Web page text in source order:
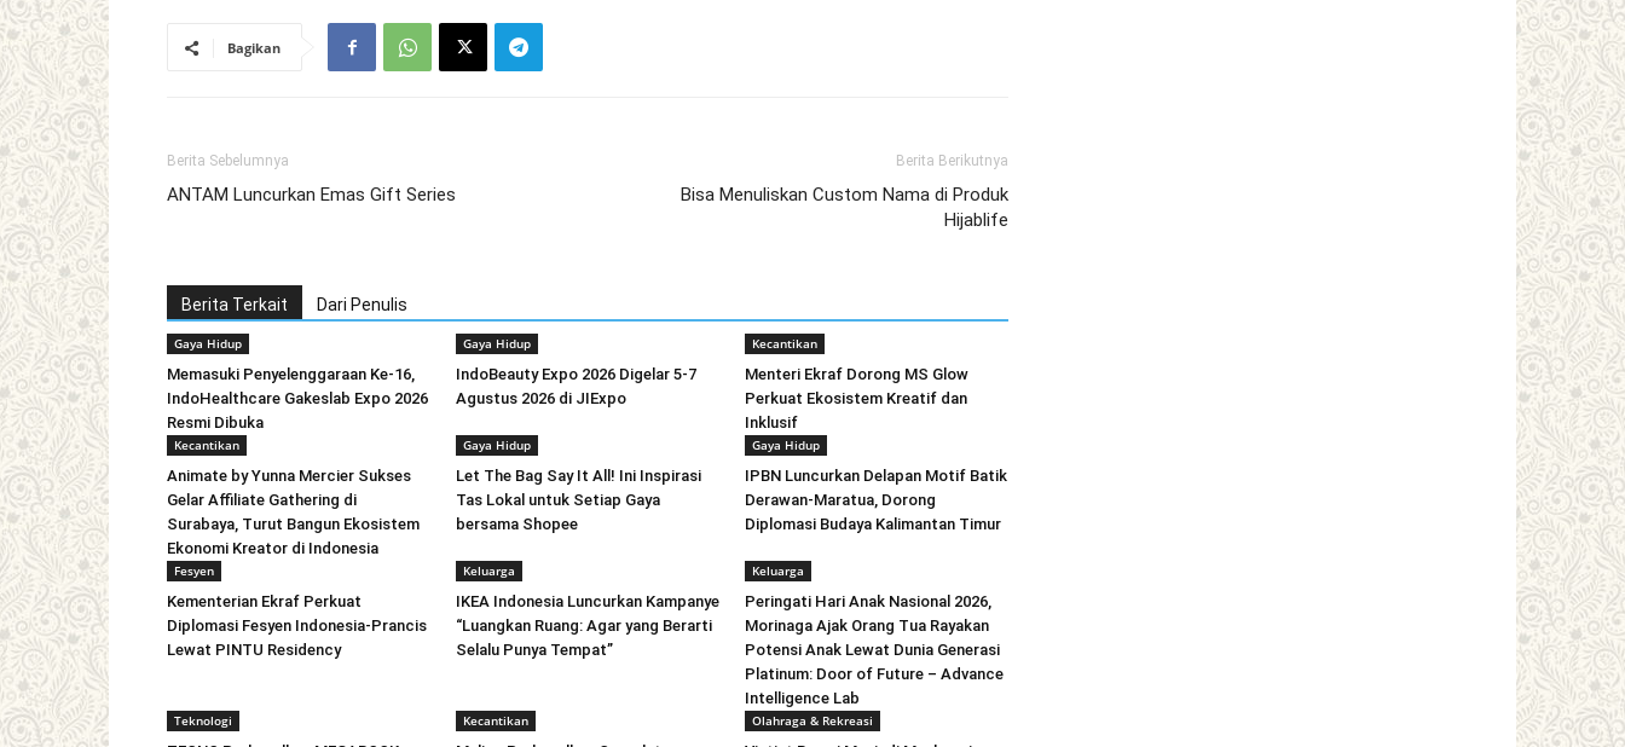
Bagikan
Berita Sebelumnya
ANTAM Luncurkan Emas Gift Series
Berita Berikutnya
Bisa Menuliskan Custom Nama di Produk
Hijablife
Berita Terkait Dari Penulis
Gaya Hidup
Memasuki Penyelenggaraan Ke-16,
IndoHealthcare Gakeslab Expo 2026
Resmi Dibuka
Gaya Hidup
IndoBeauty Expo 2026 Digelar 5-7
Agustus 2026 di JIExpo
Kecantikan
Menteri Ekraf Dorong MS Glow
Perkuat Ekosistem Kreatif dan
Inklusif
Kecantikan
Animate by Yunna Mercier Sukses
Gelar Affiliate Gathering di
Surabaya, Turut Bangun Ekosistem
Ekonomi Kreator di Indonesia
Gaya Hidup
Let The Bag Say It All! Ini Inspirasi
Tas Lokal untuk Setiap Gaya
bersama Shopee
Gaya Hidup
IPBN Luncurkan Delapan Motif Batik
Derawan-Maratua, Dorong
Diplomasi Budaya Kalimantan Timur
Fesyen
Kementerian Ekraf Perkuat
Diplomasi Fesyen Indonesia-Prancis
Lewat PINTU Residency
Keluarga
IKEA Indonesia Luncurkan Kampanye
“Luangkan Ruang: Agar yang Berarti
Selalu Punya Tempat”
Keluarga
Peringati Hari Anak Nasional 2026,
Morinaga Ajak Orang Tua Rayakan
Potensi Anak Lewat Dunia Generasi
Platinum: Door of Future – Advance
Intelligence Lab
Teknologi Kecantikan Olahraga & Rekreasi